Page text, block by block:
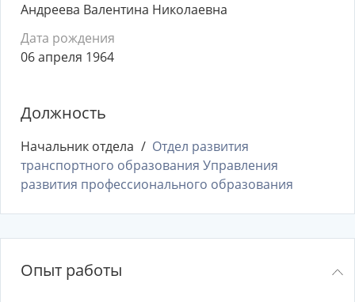
Андреева Валентина Николаевна
Дата рождения
06 апреля 1964
Должность
Начальник отдела
Отдел развития
транспортного образования Управления
развития профессионального образования
Опыт работы